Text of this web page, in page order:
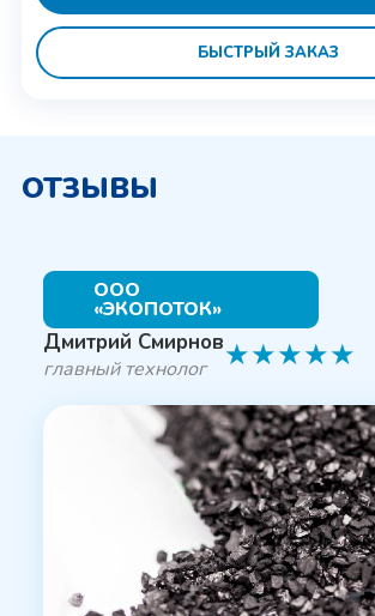
БЫСТРЫЙ ЗАКАЗ
ОТЗЫВЫ
ООО
«ЭКОПОТОК»
Дмитрий Смирнов
главный технолог ★★★★★